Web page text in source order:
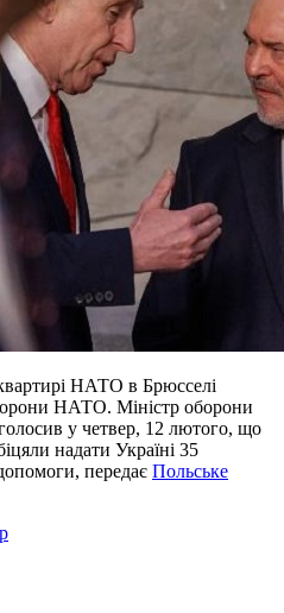
НАТО в Брюсселі
НАТО. Міністр оборони
у четвер, 12 лютого, що
надати Україні 35
передає Польське